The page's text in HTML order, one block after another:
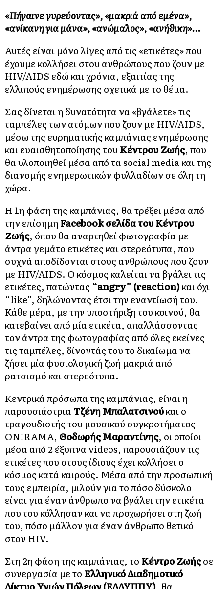
«Πήγαινε γυρεύοντας», «μακριά από εμένα»,
«ανίκανη για μάνα», «ανώμαλος», «ανήθικη»…
Αυτές είναι μόνο λίγες από τις «ετικέτες» που
έχουμε κολλήσει στου ανθρώπους που ζουν με
HIV/AIDS εδώ και χρόνια, εξαιτίας της
ελλιπούς ενημέρωσης σχετικά με το θέμα.
Σας δίνεται η δυνατότητα να «βγάλετε» τις
ταμπέλες των ατόμων που ζουν με HIV/AIDS,
μέσω της ευρηματικής καμπάνιας ενημέρωσης
και ευαισθητοποίησης του Κέντρου Ζωής, που
θα υλοποιηθεί μέσα από τα social media και της
διανομής ενημερωτικών φυλλαδίων σε όλη τη
χώρα.
Η 1η φάση της καμπάνιας, θα τρέξει μέσα από
την επίσημη Facebook σελίδα του Κέντρου
Ζωής, όπου θα αναρτηθεί φωτογραφία με
άντρα γεμάτο ετικέτες και στερεότυπα, που
συχνά αποδίδονται στους ανθρώπους που ζουν
με HIV/AIDS. Ο κόσμος καλείται να βγάλει τις
ετικέτες, πατώντας “angry” (reaction) και όχι
“like”, δηλώνοντας έτσι την εναντίωσή του.
Κάθε μέρα, με την υποστήριξη του κοινού, θα
κατεβαίνει από μία ετικέτα, απαλλάσσοντας
τον άντρα της φωτογραφίας από όλες εκείνες
τις ταμπέλες, δίνοντάς του το δικαίωμα να
ζήσει μία φυσιολογική ζωή μακριά από
ρατσισμό και στερεότυπα.
Κεντρικά πρόσωπα της καμπάνιας, είναι η
παρουσιάστρια Τζένη Μπαλατσινούκαι ο
τραγουδιστής του μουσικού συγκροτήματος
ONIRAMA, Θοδωρής Μαραντίνης, οι οποίοι
μέσα από 2 έξυπνα videos, παρουσιάζουν τις
ετικέτες που στους ίδιους έχει κολλήσει ο
κόσμος κατά καιρούς. Μέσα από την προσωπική
τους εμπειρία, μιλούν για το πόσο δύσκολο
είναι για έναν άνθρωπο να βγάλει την ετικέτα
που του κόλλησαν και να προχωρήσει στη ζωή
του, πόσο μάλλον για έναν άνθρωπο θετικό
στον HIV.
Στη 2η φάση της καμπάνιας, το Κέντρο Ζωήςσε
συνεργασία με το Ελληνικό Διαδημοτικό
Δίκτυο Υγιών Πόλεων (ΕΔΔΥΠΠΥ), θα